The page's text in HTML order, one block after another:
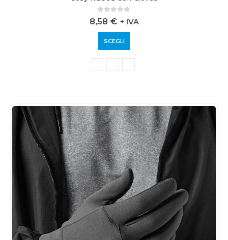
0 out of 5
8,58 € + IVA
SCEGLI